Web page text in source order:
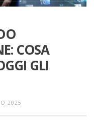
COSA
GLI
2025